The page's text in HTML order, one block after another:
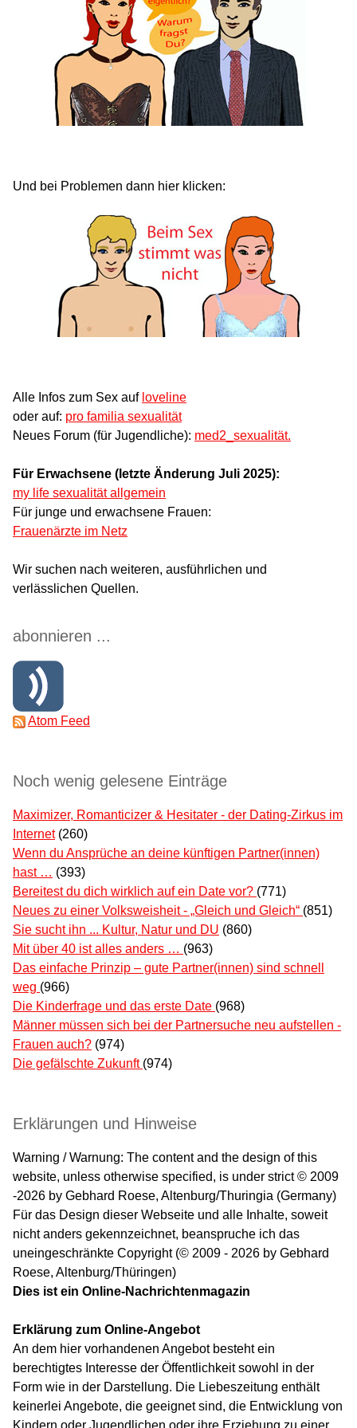
Und bei Problemen dann hier klicken:
Alle Infos zum Sex auf loveline
oder auf: pro familia sexualität
Neues Forum (für Jugendliche): med2_sexualität.
Für Erwachsene (letzte Änderung Juli 2025):
my life sexualität allgemein
Für junge und erwachsene Frauen:
Frauenärzte im Netz
Wir suchen nach weiteren, ausführlichen und
verlässlichen Quellen.
abonnieren ...
Atom Feed
Noch wenig gelesene Einträge
Maximizer, Romanticizer & Hesitater - der Dating-Zirkus im
Internet (260)
Wenn du Ansprüche an deine künftigen Partner(innen)
hast … (393)
Bereitest du dich wirklich auf ein Date vor? (771)
Neues zu einer Volksweisheit - „Gleich und Gleich“ (851)
Sie sucht ihn ... Kultur, Natur und DU (860)
Mit über 40 ist alles anders … (963)
Das einfache Prinzip – gute Partner(innen) sind schnell
weg (966)
Die Kinderfrage und das erste Date (968)
Männer müssen sich bei der Partnersuche neu aufstellen -
Frauen auch? (974)
Die gefälschte Zukunft (974)
Erklärungen und Hinweise
Warning / Warnung: The content and the design of this
website, unless otherwise specified, is under strict © 2009
-2026 by Gebhard Roese, Altenburg/Thuringia (Germany)
Für das Design dieser Webseite und alle Inhalte, soweit
nicht anders gekennzeichnet, beanspruche ich das
uneingeschränkte Copyright (© 2009 - 2026 by Gebhard
Roese, Altenburg/Thüringen)
Dies ist ein Online-Nachrichtenmagazin
Erklärung zum Online-Angebot
An dem hier vorhandenen Angebot besteht ein
berechtigtes Interesse der Öffentlichkeit sowohl in der
Form wie in der Darstellung. Die Liebeszeitung enthält
keinerlei Angebote, die geeignet sind, die Entwicklung von